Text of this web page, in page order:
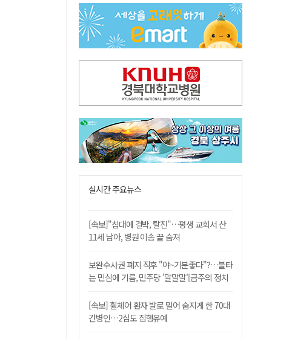
봉화서 주택 에어컨 실외기에서 시작된 불… 주택 화재로 번져
[시사뒷담] MOU의 함정, 협약식이 투자 확정은 아니긴 해
경찰, 9월 초부터 상피제 전격 실시…가족 사건 수사 못해
실시간 주요뉴스
[속보]"침대에 결박, 탈진"…평생 교회서 산
11세 남아, 병원 이송 끝 숨져
보완수사권 폐지 직후 "야~기분좋다"?…불타
는 민심에 기름, 민주당 '말말말'[금주의 정치
[속보] 휠체어 환자 발로 밀어 숨지게 한 70대
간병인…2심도 집행유예